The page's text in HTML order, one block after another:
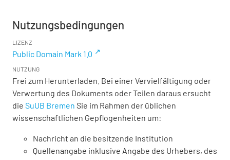
Nutzungsbedingungen
LIZENZ
Public Domain Mark 1.0
NUTZUNG
Frei zum Herunterladen. Bei einer Vervielfältigung oder
Verwertung des Dokuments oder Teilen daraus ersucht
die SuUB Bremen Sie im Rahmen der üblichen
wissenschaftlichen Gepflogenheiten um:
Nachricht an die besitzende Institution
Quellenangabe inklusive Angabe des Urhebers, des